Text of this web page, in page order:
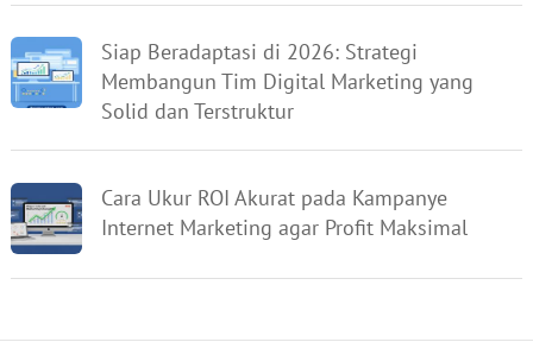
Siap Beradaptasi di 2026: Strategi
Membangun Tim Digital Marketing yang
Solid dan Terstruktur
Cara Ukur ROI Akurat pada Kampanye
Internet Marketing agar Profit Maksimal